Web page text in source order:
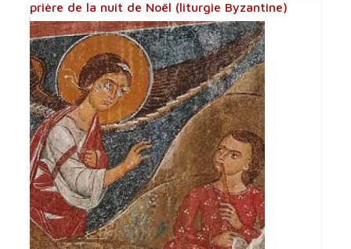
prière de la nuit de Noël (liturgie Byzantine)